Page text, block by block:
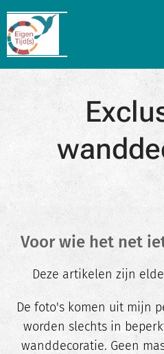
Voor wie het net
Deze artikelen zijn
De foto's komen uit mijn
worden slechts in
wanddecoratie. Geen